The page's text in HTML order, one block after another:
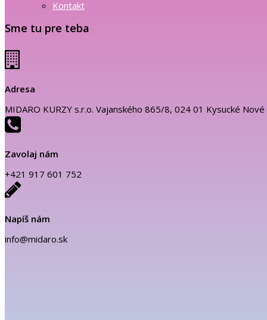
Kontakt
Sme tu pre teba
Adresa
MIDARO KURZY s.r.o. Vajanského 865/8, 024 01 Kysucké
Zavolaj nám
+421 917 601 752
Napíš nám
info@midaro.sk